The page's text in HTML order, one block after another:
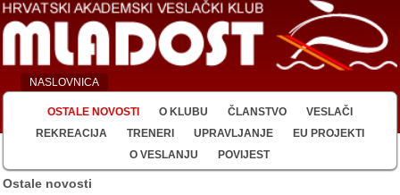
NASLOVNICA
OSTALE NOVOSTI O KLUBU ČLANSTVO
VESLAČI
REKREACIJA
TRENERI UPRAVLJANJE
EU PROJEKTI
O VESLANJU
POVIJEST
Ostale novosti